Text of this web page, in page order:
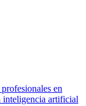
en
inteligencia artificial